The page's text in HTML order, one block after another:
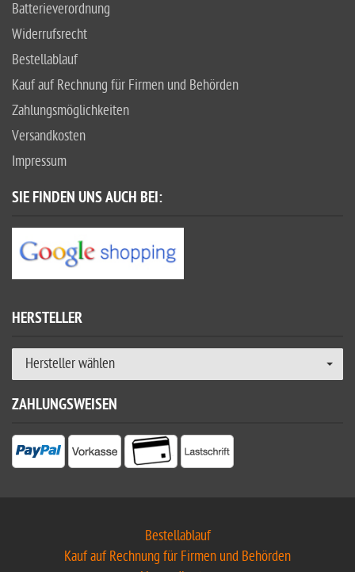
Batterieverordnung
Widerrufsrecht
Bestellablauf
Kauf auf Rechnung für Firmen und Behörden
Zahlungsmöglichkeiten
Versandkosten
Impressum
SIE FINDEN UNS AUCH BEI:
HERSTELLER
Hersteller wählen
ZAHLUNGSWEISEN
Bestellablauf
Kauf auf Rechnung für Firmen und Behörden